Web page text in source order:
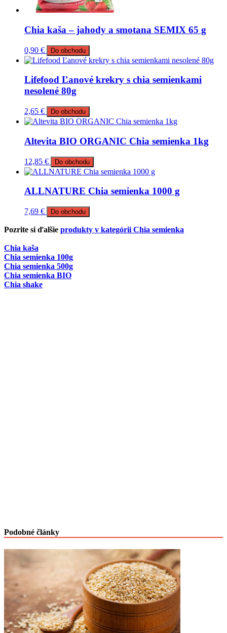
Chia kaša – jahody a smotana SEMIX 65 g
0,90 € Do obchodu
Lifefood Ľanové krekry s chia semienkami
nesolené 80g
2,65 € Do obchodu
Altevita BIO ORGANIC Chia semienka 1kg
12,85 € Do obchodu
ALLNATURE Chia semienka 1000 g
7,69 € Do obchodu
Pozrite si ďalšie produkty v kategórii Chia semienka
Chia kaša
Chia semienka 100g
Chia semienka 500g
Chia semienka BIO
Chia shake
Podobné články